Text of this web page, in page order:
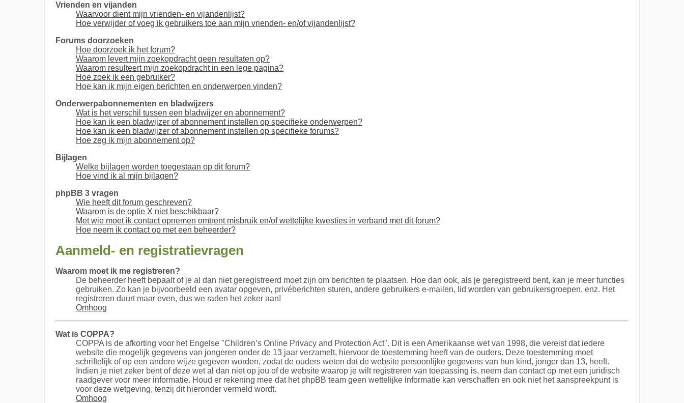
Vrienden en vijanden
Waarvoor dient mijn vrienden- en vijandenlijst?
Hoe verwijder of voeg ik gebruikers toe aan mijn vrienden- en/of vijandenlijst?
Forums doorzoeken
Hoe doorzoek ik het forum?
Waarom levert mijn zoekopdracht geen resultaten op?
Waarom resulteert mijn zoekopdracht in een lege pagina?
Hoe zoek ik een gebruiker?
Hoe kan ik mijn eigen berichten en onderwerpen vinden?
Onderwerpabonnementen en bladwijzers
Wat is het verschil tussen een bladwijzer en abonnement?
Hoe kan ik een bladwijzer of abonnement instellen op specifieke onderwerpen?
Hoe kan ik een bladwijzer of abonnement instellen op specifieke forums?
Hoe zeg ik mijn abonnement op?
Bijlagen
Welke bijlagen worden toegestaan op dit forum?
Hoe vind ik al mijn bijlagen?
phpBB 3 vragen
Wie heeft dit forum geschreven?
Waarom is de optie X niet beschikbaar?
Met wie moet ik contact opnemen omtrent misbruik en/of wettelijke kwesties in verband met dit forum?
Hoe neem ik contact op met een beheerder?
Aanmeld- en registratievragen
Waarom moet ik me registreren?
De beheerder heeft bepaalt of je al dan niet geregistreerd moet zijn om berichten te plaatsen. Hoe dan ook, als je geregistreerd bent, kan je meer functies
gebruiken. Zo kan je bijvoorbeeld een avatar opgeven, privéberichten sturen, andere gebruikers e-mailen, lid worden van gebruikersgroepen, enz. Het
registreren duurt maar even, dus we raden het zeker aan!
Omhoog
Wat is COPPA?
COPPA is de afkorting voor het Engelse "Children’s Online Privacy and Protection Act". Dit is een Amerikaanse wet van 1998, die vereist dat iedere
website die mogelijk gegevens van jongeren onder de 13 jaar verzamelt, hiervoor de toestemming heeft van de ouders. Deze toestemming moet
schriftelijk of op een andere wijze gegeven worden, zodat de ouders weten dat de website persoonlijke gegevens van hun kind, jonger dan 13, heeft.
Indien je niet zeker bent of deze wet al dan niet op jou of de website waarop je wilt registreren van toepassing is, neem dan contact op met een juridisch
raadgever voor meer informatie. Houd er rekening mee dat het phpBB team geen wettelijke informatie kan verschaffen en ook niet het aanspreekpunt is
voor deze wetgeving, tenzij dit hieronder vermeld wordt.
Omhoog